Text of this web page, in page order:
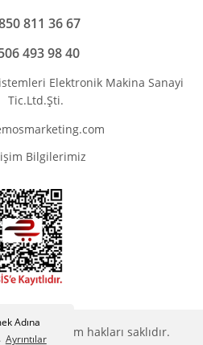
Adına
Ayrıntılar
811 36 67
493 98 40
Elektronik Makina Sanayi
Tic.Ltd.Şti.
Bilgilerimiz
Tüm hakları saklıdır.